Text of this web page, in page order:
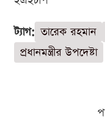
ট্যাগ: তারেক রহমান
প্রধানমন্ত্রীর উপদেষ্টা